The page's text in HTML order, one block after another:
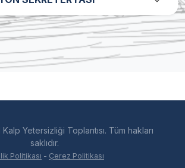
Yetersizliği Toplantısı. Tüm hakları
saklıdır.
Politikası - Çerez Politikası